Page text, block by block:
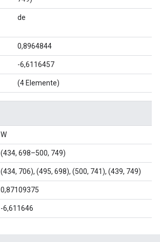
de
0,8964844
-6,6116457
(4 Elemente)
W
(434, 698–500, 749)
(434, 706), (495, 698), (500, 741), (439, 749)
0,87109375
-6,611646